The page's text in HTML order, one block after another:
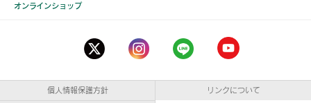
オンラインショップ
個人情報保護方針 リンクについて